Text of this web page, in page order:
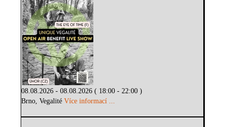
08.08.2026 - 08.08.2026 ( 18:00 - 22:00 )
Brno, VegalitéVíce informací ...